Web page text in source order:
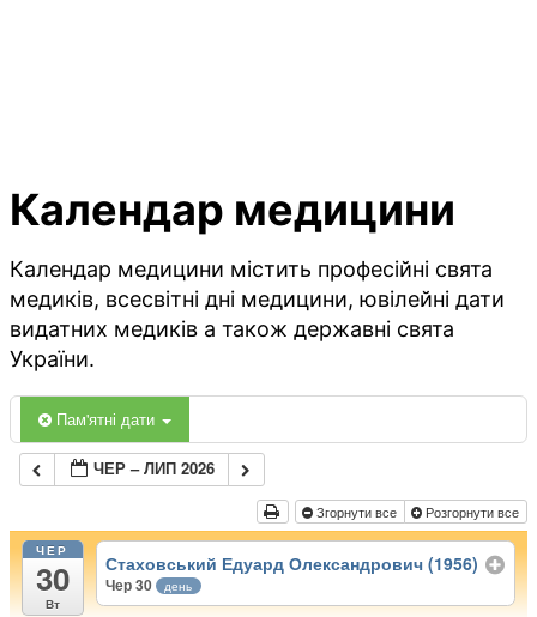
Календар медицини
Календар медицини містить професійні свята
медиків, всесвітні дні медицини, ювілейні дати
видатних медиків а також державні свята
України.
Пам'ятні дати
ЧЕР – ЛИП 2026
Згорнути все Розгорнути все
ЧЕР
30
Вт
Стаховський Едуард Олександрович (1956)
Чер 30 день